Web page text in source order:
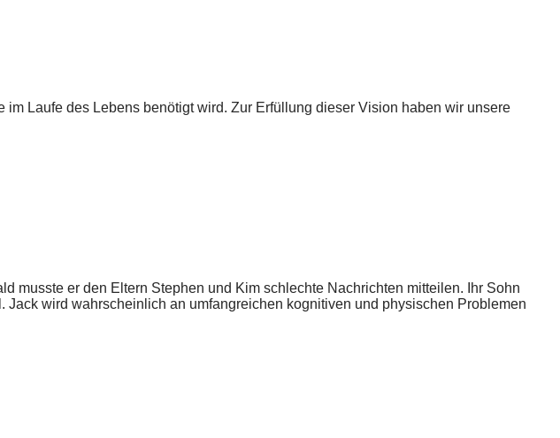
im Laufe des Lebens benötigt wird. Zur Erfüllung dieser Vision haben wir unsere
musste er den Eltern Stephen und Kim schlechte Nachrichten mitteilen. Ihr Sohn
wird wahrscheinlich an umfangreichen kognitiven und physischen Problemen